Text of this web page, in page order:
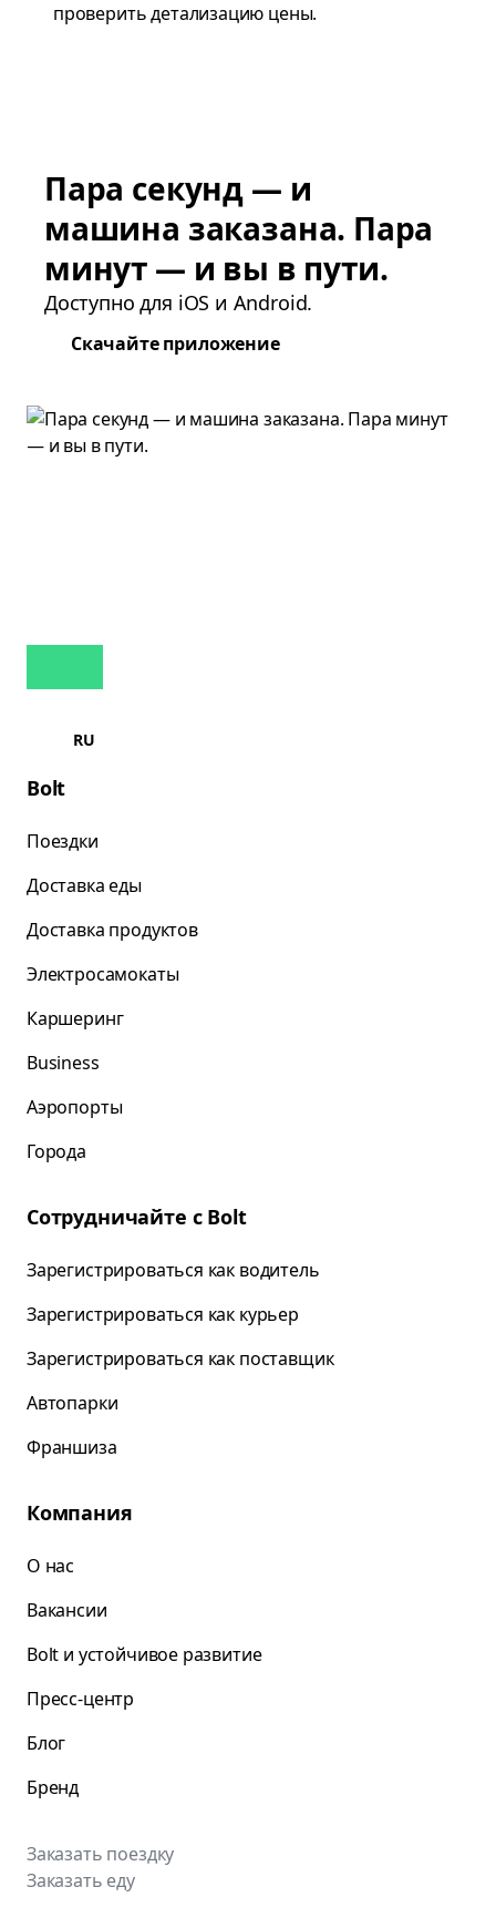
проверить детализацию цены.
Пара секунд — и
машина заказана. Пара
минут — и вы в пути.
Доступно для iOS и Android.
Скачайте приложение
RU
Bolt
Поездки
Доставка еды
Доставка продуктов
Электросамокаты
Каршеринг
Business
Аэропорты
Города
Сотрудничайте с Bolt
Зарегистрироваться как водитель
Зарегистрироваться как курьер
Зарегистрироваться как поставщик
Автопарки
Франшиза
Компания
О нас
Вакансии
Bolt и устойчивое развитие
Пресс-центр
Блог
Бренд
Заказать поездку
Заказать еду